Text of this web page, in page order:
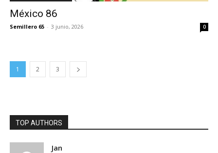
México 86
Semillero 65 - 3 junio, 2026 0
1 2 3
TOP AUTHORS
Jan